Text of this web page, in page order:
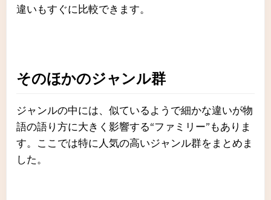
違いもすぐに比較できます。
そのほかのジャンル群
ジャンルの中には、似ているようで細かな違いが物
語の語り方に大きく影響する“ファミリー”もありま
す。ここでは特に人気の高いジャンル群をまとめま
した。